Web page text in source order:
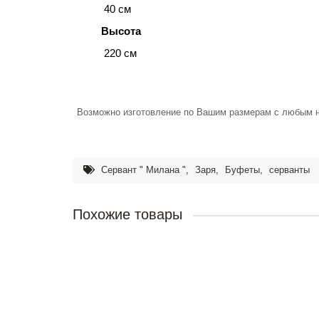
40 см
Высота
220 см
Возможно изготовление по Вашим размерам с любым
Сервант " Милана ", Заря, Буфеты, серванты
Похожие товары